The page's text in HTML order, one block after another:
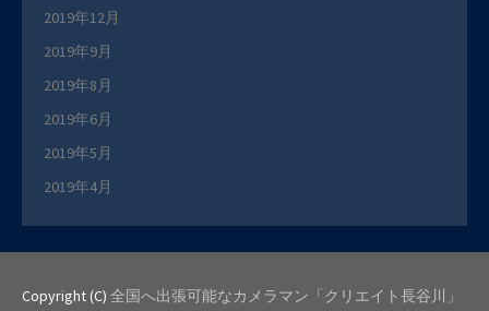
2019年12月
2019年9月
2019年8月
2019年6月
2019年5月
2019年4月
Copyright (C) 全国へ出張可能なカメラマン「クリエイト長谷川」